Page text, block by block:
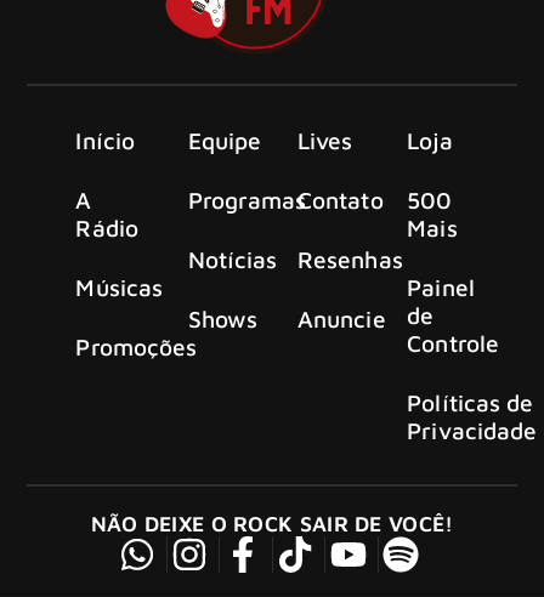
Início
A
Rádio
Músicas
Promoções
Equipe
Programas
Notícias
Shows
Lives
Contato
Resenhas
Anuncie
Loja
500
Mais
Painel
de
Controle
Políticas de
Privacidade
NÃO DEIXE O ROCK SAIR DE VOCÊ!